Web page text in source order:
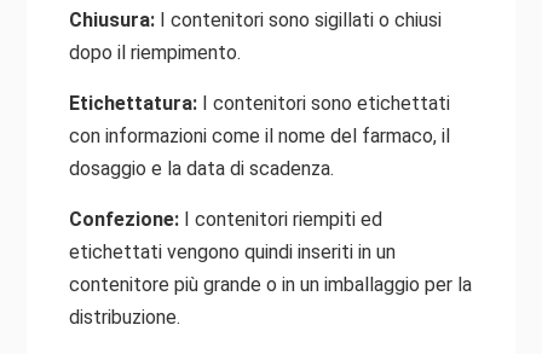
Chiusura:I contenitori sono sigillati o chiusi
dopo il riempimento.
Etichettatura:I contenitori sono etichettati
con informazioni come il nome del farmaco, il
dosaggio e la data di scadenza.
Confezione:I contenitori riempiti ed
etichettati vengono quindi inseriti in un
contenitore più grande o in un imballaggio per la
distribuzione.